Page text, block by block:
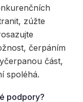
zúžte
čerpáním
část,
spoléhá.
podpory?